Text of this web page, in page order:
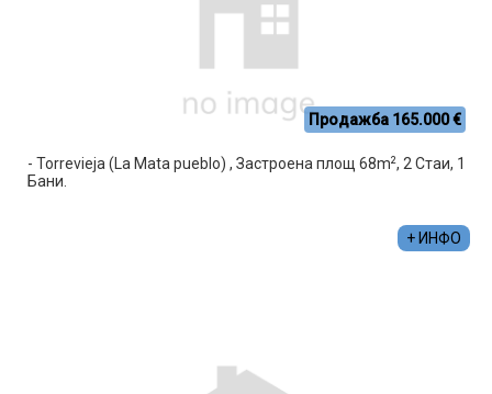
Продажба 165.000 €
- Torrevieja (La Mata pueblo) , Застроена площ 68m2, 2 Стаи, 1
Бани.
+ ИНФО